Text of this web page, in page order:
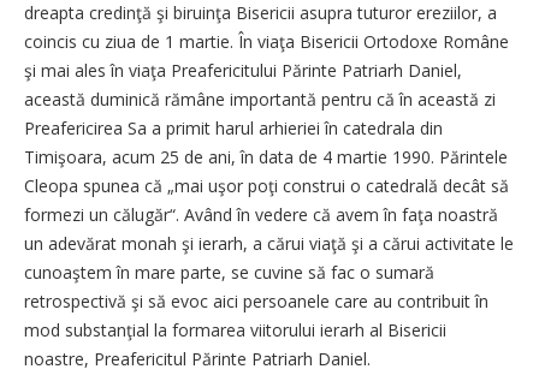
dreapta credinţă şi biruinţa Bisericii asupra tuturor ereziilor, a
coincis cu ziua de 1 martie. În viaţa Bisericii Ortodoxe Române
şi mai ales în viaţa Preafericitului Părinte Patriarh Daniel,
această duminică rămâne importantă pentru că în această zi
Preafericirea Sa a primit harul arhieriei în catedrala din
Timişoara, acum 25 de ani, în data de 4 martie 1990. Părintele
Cleopa spunea că „mai uşor poţi construi o catedrală decât să
formezi un călugăr“. Având în vedere că avem în faţa noastră
un adevărat monah şi ierarh, a cărui viaţă şi a cărui activitate le
cunoaştem în mare parte, se cuvine să fac o sumară
retrospectivă şi să evoc aici persoanele care au contribuit în
mod substanţial la formarea viitorului ierarh al Bisericii
noastre, Preafericitul Părinte Patriarh Daniel.